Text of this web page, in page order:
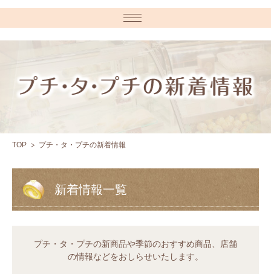
TOP プチ・タ・プチの新着情報
新着情報一覧
プチ・タ・プチの新商品や季節のおすすめ商品、店舗
の情報などをおしらせいたします。